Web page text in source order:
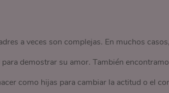
a veces son complejas. En muchos
demostrar su amor. También
como hijas para cambiar la actitud o el